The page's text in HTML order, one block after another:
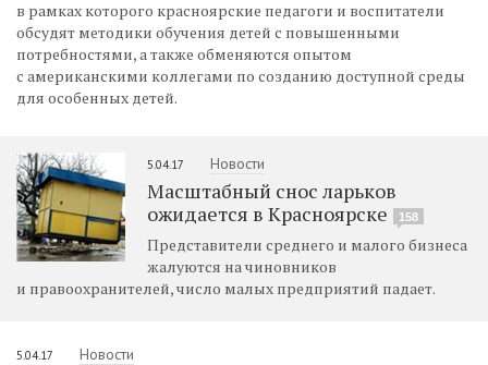
в рамках которого красноярские педагоги и воспитатели
обсудят методики обучения детей с повышенными
потребностями, а также обменяются опытом
с американскими коллегами по созданию доступной среды
для особенных детей.
5.04.17 Новости
Масштабный снос ларьков
ожидается в Красноярске
158
Представители среднего и малого бизнеса
жалуются на чиновников
и правоохранителей, число малых предприятий падает.
5.04.17 Новости